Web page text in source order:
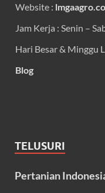
Website :
Jam Kerja : Senin –
Hari Besar & Minggu
Blog
TELUSURI
Pertanian